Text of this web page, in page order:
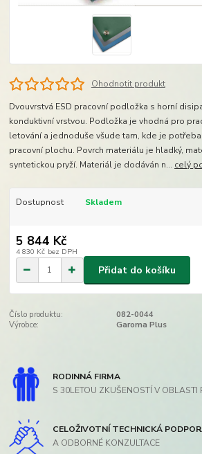
Ohodnotit produkt
Dvouvrstvá ESD pracovní podložka s horní
konduktivní vrstvou. Podložka je vhodná pro
letování a jednoduše všude tam, kde je
pracovní plochu. Povrch materiálu je hladký,
syntetickou pryží. Materiál je dodáván n... celý
Dostupnost Skladem
5 844 Kč
4 830 Kč bez DPH
Přidat do košíku
Číslo produktu:
082-0044
Výrobce:
Garoma Plus
RODINNÁ FIRMA
S 30LETOU ZKUŠENOSTÍ V OBLASTI
CELOŽIVOTNÍ TECHNICKÁ
A ODBORNÉ KONZULTACE